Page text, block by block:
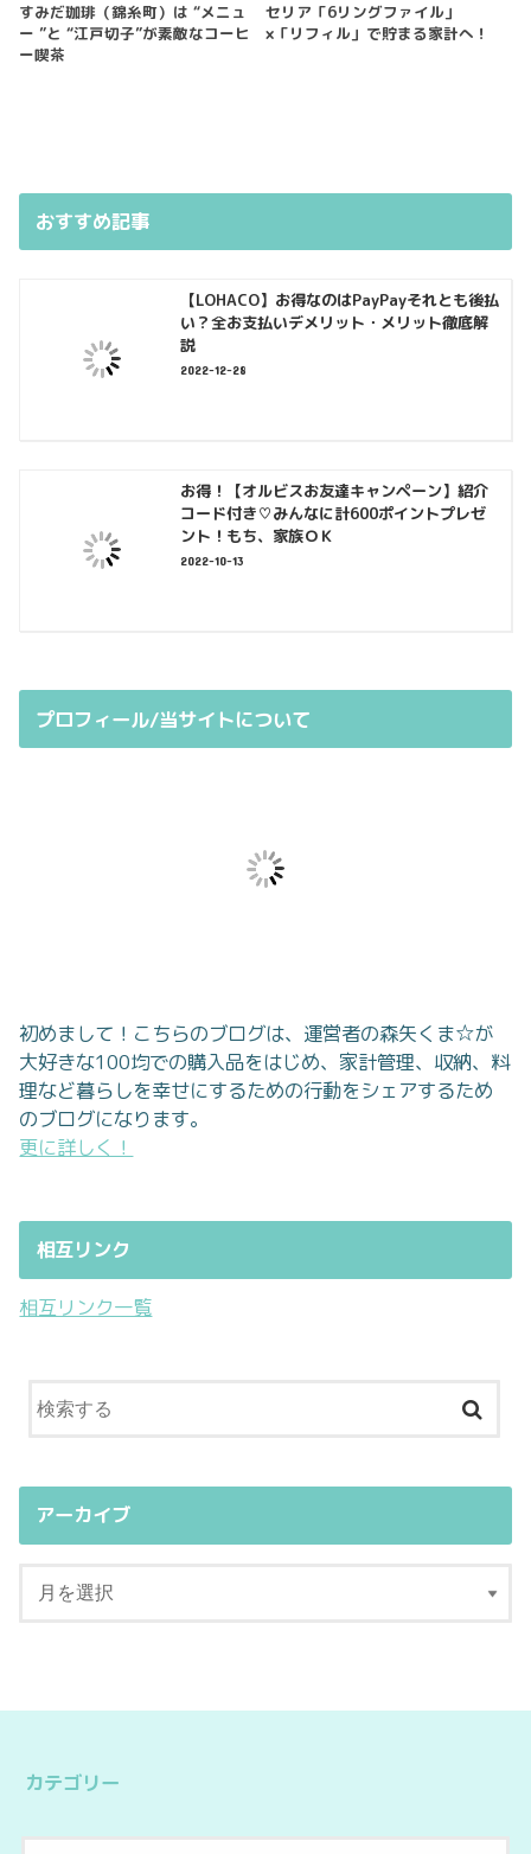
すみだ珈琲（錦糸町）は “メニュ
ー ”と “江戸切子”が素敵なコーヒ
ー喫茶
セリア「6リングファイル」
×「リフィル」で貯まる家計へ！
おすすめ記事
【LOHACO】お得なのはPayPayそれとも後払
い？全お支払いデメリット・メリット徹底解
説
2022-12-28
お得！【オルビスお友達キャンペーン】紹介
コード付き♡みんなに計600ポイントプレゼ
ント！もち、家族ＯＫ
2022-10-13
プロフィール/当サイトについて
初めまして！こちらのブログは、運営者の森矢くま☆が
大好きな100均での購入品をはじめ、家計管理、収納、料
理など暮らしを幸せにするための行動をシェアするため
のブログになります。
更に詳しく！
相互リンク
相互リンク一覧
アーカイブ
カテゴリー